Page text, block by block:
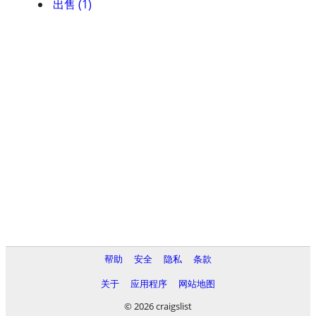
出售 (1)
帮助 安全 隐私
条款
关于
应用程序
网站地图
© 2026 craigslist